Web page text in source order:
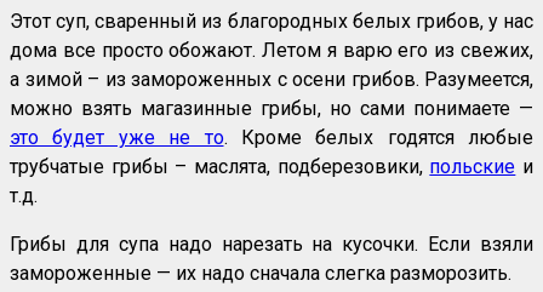
Этот суп, сваренный из благородных белых грибов, у нас
дома все просто обожают. Летом я варю его из свежих,
а зимой – из замороженных с осени грибов. Разумеется,
можно взять магазинные грибы, но сами понимаете —
это будет уже не то. Кроме белых годятся любые
трубчатые грибы – маслята, подберезовики, польские и
т.д.
Грибы для супа надо нарезать на кусочки. Если взяли
замороженные — их надо сначала слегка разморозить.